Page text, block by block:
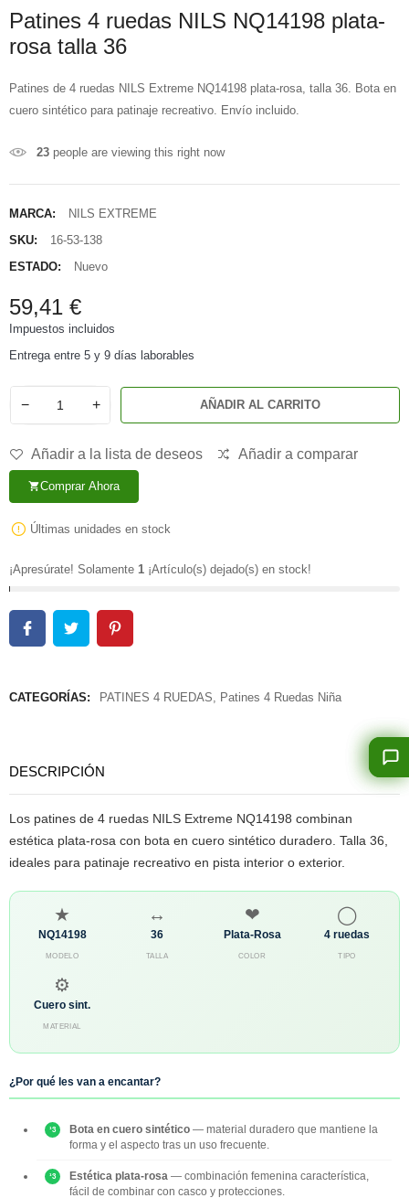
Patines 4 ruedas NILS NQ14198 plata-
rosa talla 36
Patines de 4 ruedas NILS Extreme NQ14198 plata-rosa, talla 36. Bota en
cuero sintético para patinaje recreativo. Envío incluido.
23 people are viewing this right now
MARCA:
NILS EXTREME
SKU:
16-53-138
ESTADO:
Nuevo
59,41 €
Impuestos incluidos
Entrega entre 5 y 9 días laborables
− + AÑADIR AL CARRITO
Añadir a la lista de deseos Añadir a comparar
shopping_cartComprar Ahora
Últimas unidades en stock
¡Apresúrate! Solamente 1 ¡Artículo(s) dejado(s) en stock!
CATEGORÍAS: PATINES 4 RUEDAS Patines 4 Ruedas Niña
DESCRIPCIÓN
Los patines de 4 ruedas NILS Extreme NQ14198 combinan
estética plata-rosa con bota en cuero sintético duradero. Talla 36,
ideales para patinaje recreativo en pista interior o exterior.
★
NQ14198
MODELO
↔
36
TALLA
❤
Plata-Rosa
COLOR
◯
4 ruedas
TIPO
⚙
Cuero sint.
MATERIAL
¿Por qué les van a encantar?
Bota en cuero sintético — material duradero que mantiene la
forma y el aspecto tras un uso frecuente.
Estética plata-rosa — combinación femenina característica,
fácil de combinar con casco y protecciones.